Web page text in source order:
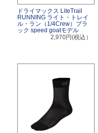
ドライマックス LiteTrail
RUNNING ライト・トレイ
ル・ラン（1/4Crew）ブラ
ック speed goatモデル
2,970円(税込）